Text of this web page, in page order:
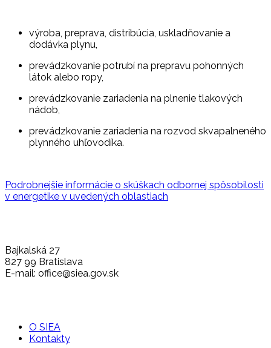
výroba, preprava, distribúcia, uskladňovanie a
dodávka plynu,
prevádzkovanie potrubí na prepravu pohonných
látok alebo ropy,
prevádzkovanie zariadenia na plnenie tlakových
nádob,
prevádzkovanie zariadenia na rozvod skvapalneného
plynného uhľovodíka.
Podrobnejšie informácie o skúškach odbornej spôsobilosti
v energetike v uvedených oblastiach
Bajkalská 27
827 99 Bratislava
E-mail: office@siea.gov.sk
O SIEA
Kontakty